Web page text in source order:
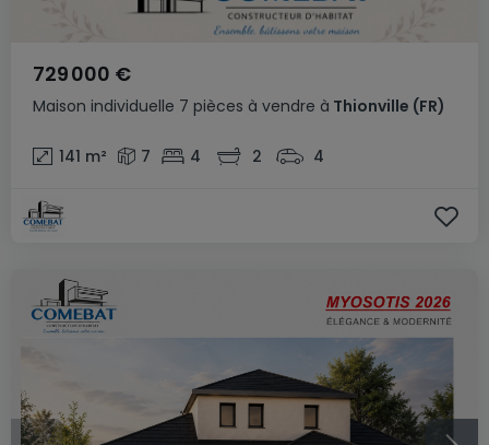
Maison individuelle 7 pièces à vendre à Thionville (FR)
729 000 €
141 m² 7 4 2 4